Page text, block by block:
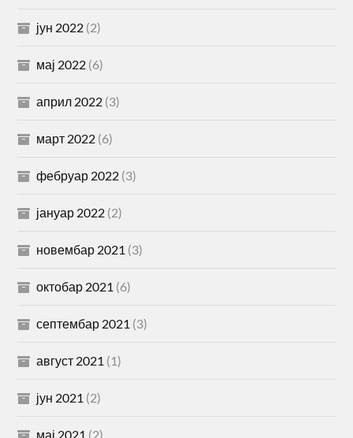
јун 2022 (2)
мај 2022 (6)
април 2022 (3)
март 2022 (6)
фебруар 2022 (3)
јануар 2022 (2)
новембар 2021 (3)
октобар 2021 (6)
септембар 2021 (3)
август 2021 (1)
јун 2021 (2)
мај 2021 (2)